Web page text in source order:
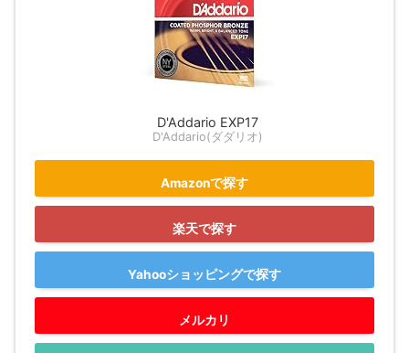
D'Addario EXP17
D'Addario(ダダリオ)
Amazonで探す
楽天で探す
Yahooショッピングで探す
メルカリ